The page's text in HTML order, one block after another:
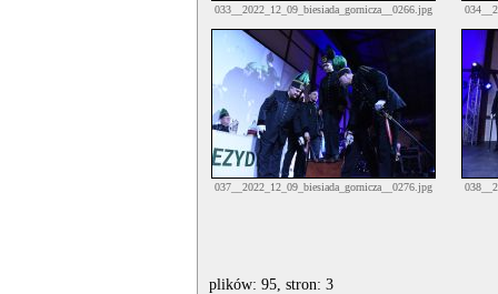
033__2022_12_09_biesiada_gornicza__0266.jpg
037__2022_12_09_biesiada_gornicza__0276.jpg
plików: 95, stron: 3